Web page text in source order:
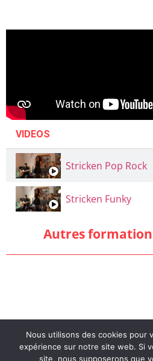
VIDEOS
Stricken Pop Rock
Stricken Funky
Autres
Nous utilisons des cookies pour
expérience sur notre site web. Si
site, nous supposerons que